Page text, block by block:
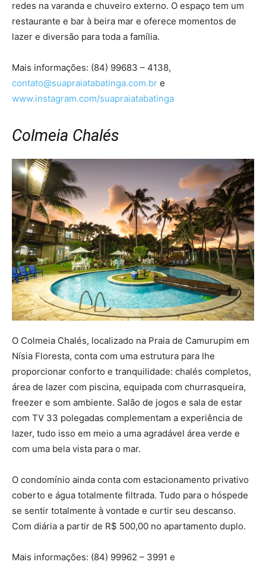
redes na varanda e chuveiro externo. O espaço tem um
restaurante e bar à beira mar e oferece momentos de
lazer e diversão para toda a família.
Mais informações: (84) 99683 – 4138,
contato@suapraiatabatinga.com.br e
www.instagram.com/suapraiatabatinga
Colmeia Chalés
O Colmeia Chalés, localizado na Praia de Camurupim em
Nísia Floresta, conta com uma estrutura para lhe
proporcionar conforto e tranquilidade: chalés completos,
área de lazer com piscina, equipada com churrasqueira,
freezer e som ambiente. Salão de jogos e sala de estar
com TV 33 polegadas complementam a experiência de
lazer, tudo isso em meio a uma agradável área verde e
com uma bela vista para o mar.
O condomínio ainda conta com estacionamento privativo
coberto e água totalmente filtrada. Tudo para o hóspede
se sentir totalmente à vontade e curtir seu descanso.
Com diária a partir de R$ 500,00 no apartamento duplo.
Mais informações: (84) 99962 – 3991 e